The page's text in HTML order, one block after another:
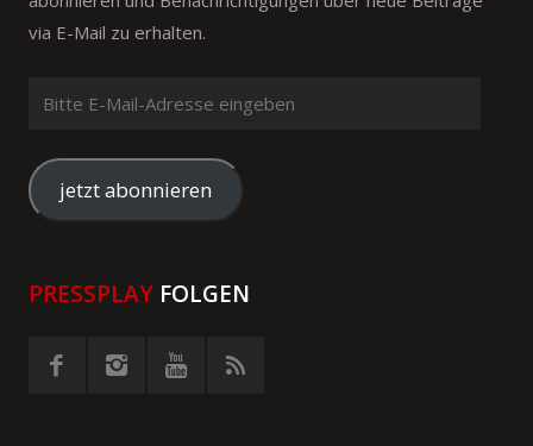
via E-Mail zu erhalten.
Mail-
Adresse
eingeben
jetzt abonnieren
PRESSPLAY FOLGEN